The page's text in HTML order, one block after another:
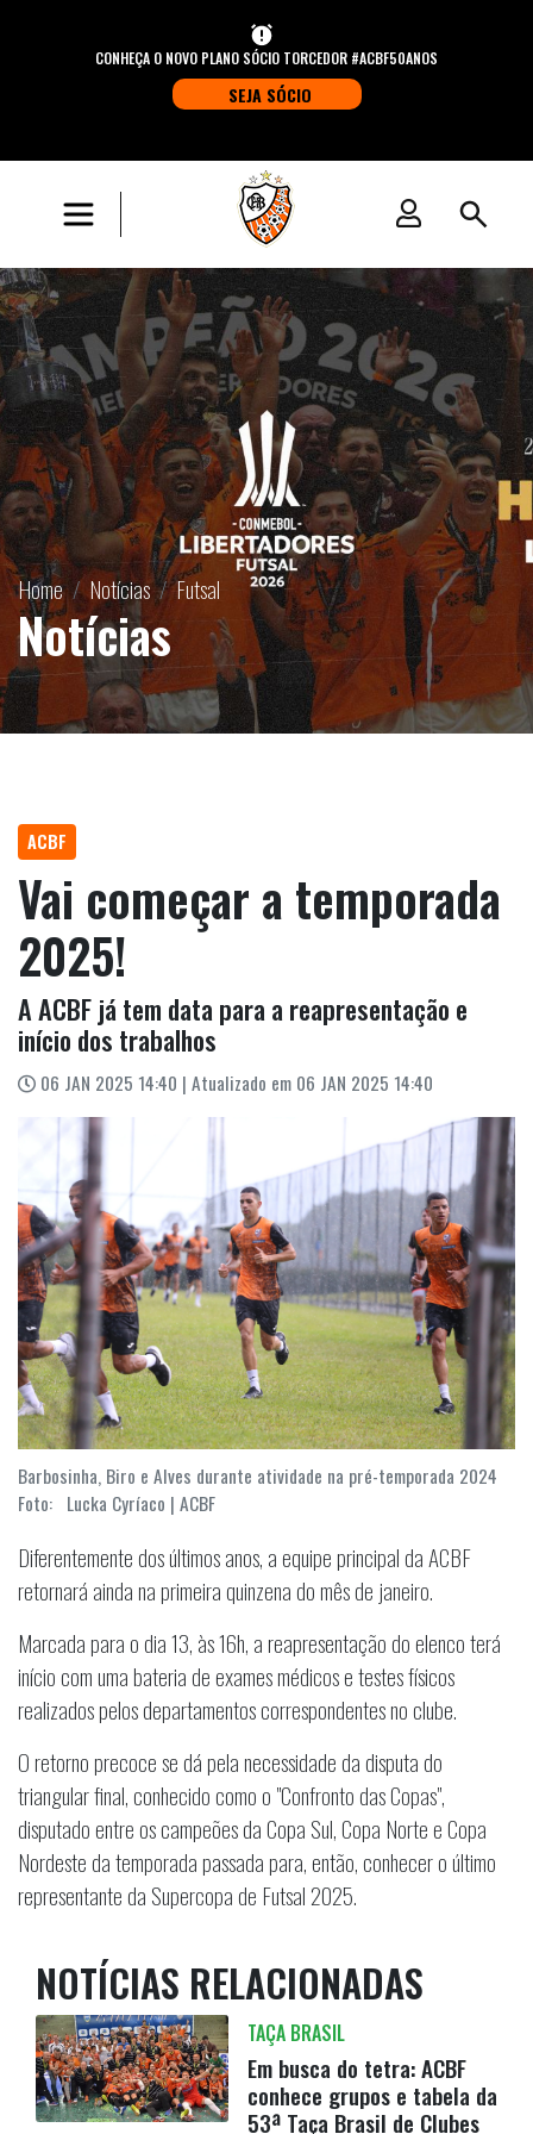
CONHEÇA O NOVO PLANO SÓCIO TORCEDOR #ACBF50ANOS
SEJA SÓCIO
Home Notícias Futsal
Notícias
ACBF
Vai começar a temporada
2025!
A ACBF já tem data para a reapresentação e
início dos trabalhos
06 JAN 2025 14:40 | Atualizado em 06 JAN 2025 14:40
Barbosinha, Biro e Alves durante atividade na pré-temporada 2024
Foto: Lucka Cyríaco | ACBF
Diferentemente dos últimos anos, a equipe principal da ACBF
retornará ainda na primeira quinzena do mês de janeiro.
Marcada para o dia 13, às 16h, a reapresentação do elenco terá
início com uma bateria de exames médicos e testes físicos
realizados pelos departamentos correspondentes no clube.
O retorno precoce se dá pela necessidade da disputa do
triangular final, conhecido como o "Confronto das Copas",
disputado entre os campeões da Copa Sul, Copa Norte e Copa
Nordeste da temporada passada para, então, conhecer o último
representante da Supercopa de Futsal 2025.
NOTÍCIAS RELACIONADAS
TAÇA BRASIL
Em busca do tetra: ACBF
conhece grupos e tabela da
53ª Taça Brasil de Clubes